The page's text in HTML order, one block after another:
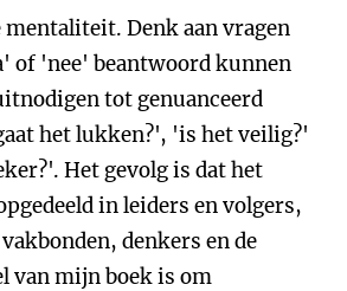
Denk aan vragen
of 'nee' beantwoord kunnen
tot genuanceerd
het lukken?', 'is het veilig?'
Het gevolg is dat het
in leiders en volgers,
denkers en de
van mijn boek is om